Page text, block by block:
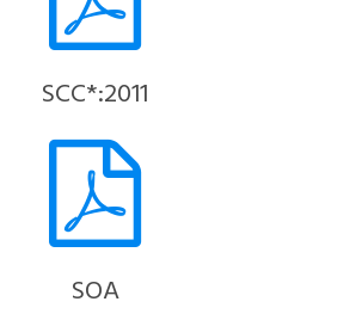
SCC*:2011
SOA